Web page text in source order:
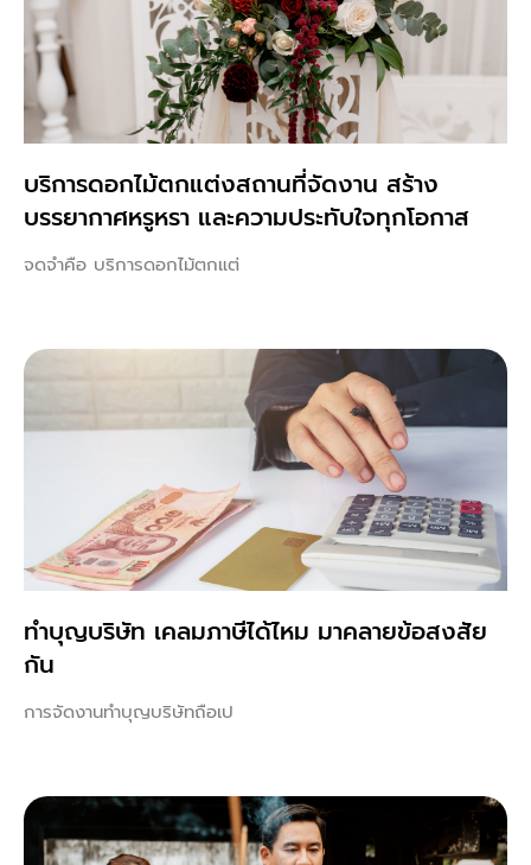
บริการดอกไม้ตกแต่งสถานที่จัดงาน สร้าง
บรรยากาศหรูหรา และความประทับใจทุกโอกาส
จดจำคือ บริการดอกไม้ตกแต่
ทําบุญบริษัท เคลมภาษีได้ไหม มาคลายข้อสงสัย
กัน
การจัดงานทำบุญบริษัทถือเป